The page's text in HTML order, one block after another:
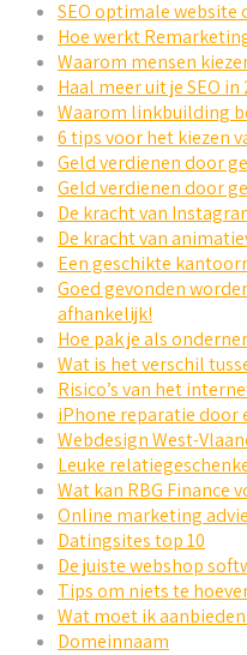
SEO optimale
Hoe werkt
Waarom mensen
Haal meer uit je SEO in
Waarom linkbuilding
6 tips voor het kiezen
Geld verdienen door
Geld verdienen door
De kracht van
De kracht van
Een geschikte
Goed gevonden
afhankelijk!
Hoe pak je als
Wat is het verschil
Risico’s van het
iPhone reparatie door
Webdesign West-
Leuke
Wat kan RBG Finance
Online marketing
Datingsites top 10
De juiste webshop
Tips om niets te
Wat moet ik aanbieden
Domeinnaam